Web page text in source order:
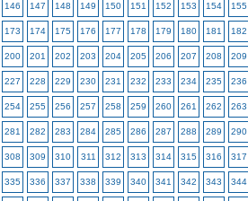
146 147 148 149 150 151 152 153 154 155
173 174 175 176 177 178 179 180 181 182
200 201 202 203 204 205 206 207 208 209
227 228 229 230 231 232 233 234 235 236
254 255 256 257 258 259 260 261 262 263
281 282 283 284 285 286 287 288 289 290
308 309 310 311 312 313 314 315 316 317
335 336 337 338 339 340 341 342 343 344